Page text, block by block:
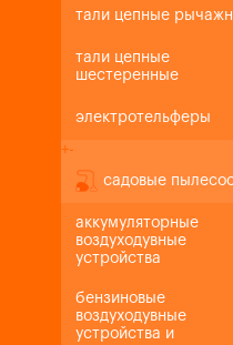
тали цепные
тали цепные
шестеренные
электротельферы
+-
садовые
аккумуляторные
воздуходувные
устройства
бензиновые
воздуходувные
устройства и